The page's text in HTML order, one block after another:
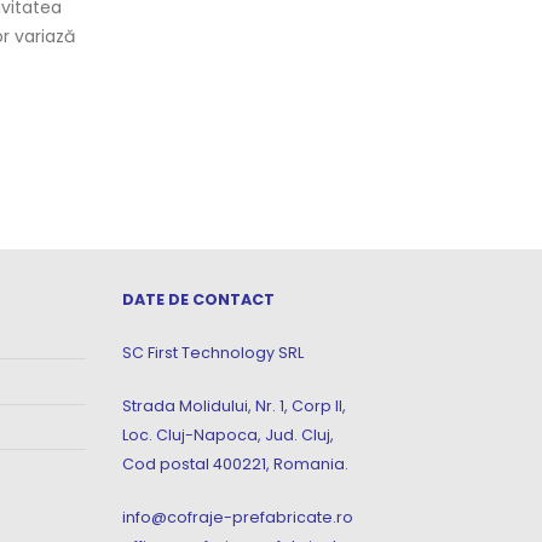
variază
DATE DE CONTACT
SC First Technology SRL
Strada Molidului, Nr. 1, Corp II,
Loc. Cluj-Napoca, Jud. Cluj,
Cod postal 400221, Romania.
info@cofraje-prefabricate.ro